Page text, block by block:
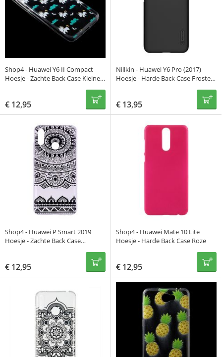
Shop4 - Huawei Y6 II Compact
Hoesje - Zachte Back Case Kleine
€ 12,95
Nillkin - Huawei Y6 Pro (2017)
Hoesje - Harde Back Case Frosted
€ 13,95
Shop4 - Huawei P Smart 2019
Hoesje - Zachte Back Case
€ 12,95
Shop4 - Huawei Mate 10 Lite
Hoesje - Harde Back Case Roze
€ 12,95